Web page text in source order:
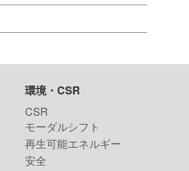
環境・CSR
CSR
モーダルシフト
再生可能エネルギー
安全